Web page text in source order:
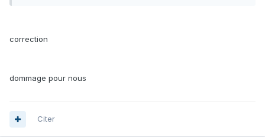
correction
dommage pour nous
Citer